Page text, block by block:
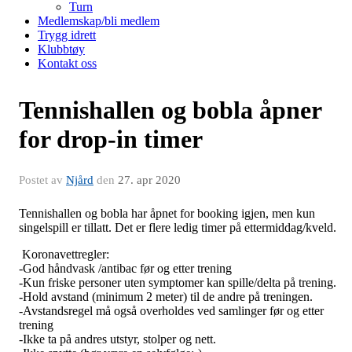
Turn
Medlemskap/bli medlem
Trygg idrett
Klubbtøy
Kontakt oss
Tennishallen og bobla åpner
for drop-in timer
Postet av Njård den 27. apr 2020
Tennishallen og bobla har åpnet for booking igjen, men kun
singelspill er tillatt. Det er flere ledig timer på ettermiddag/kveld.
Koronavettregler:
-God håndvask /antibac før og etter trening
-Kun friske personer uten symptomer kan spille/delta på trening.
-Hold avstand (minimum 2 meter) til de andre på treningen.
-Avstandsregel må også overholdes ved samlinger før og etter
trening
-Ikke ta på andres utstyr, stolper og nett.